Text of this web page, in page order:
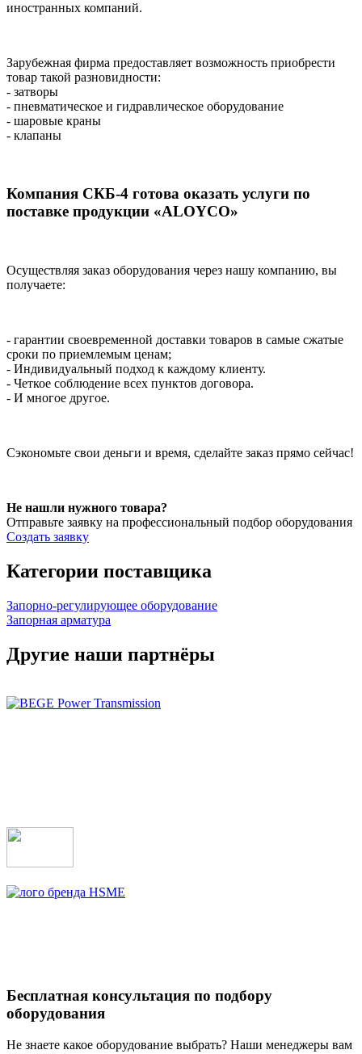
иностранных компаний.
Зарубежная фирма предоставляет возможность приобрести
товар такой разновидности:
- затворы
- пневматическое и гидравлическое оборудование
- шаровые краны
- клапаны
Компания СКБ-4 готова оказать услуги по
поставке продукции «ALOYCO»
Осуществляя заказ оборудования через нашу компанию, вы
получаете:
- гарантии своевременной доставки товаров в самые сжатые
сроки по приемлемым ценам;
- Индивидуальный подход к каждому клиенту.
- Четкое соблюдение всех пунктов договора.
- И многое другое.
Сэкономьте свои деньги и время, сделайте заказ прямо сейчас!
Не нашли нужного товара?
Отправьте заявку на профессиональный подбор оборудования
Создать заявку
Категории поставщика
Запорно-регулирующее оборудование
Запорная арматура
Другие наши партнёры
Бесплатная консультация по подбору
оборудования
Не знаете какое оборудование выбрать? Наши менеджеры вам